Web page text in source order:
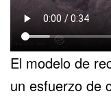
El modelo de
un esfuerzo de